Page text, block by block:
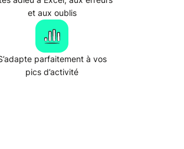
et aux oublis
parfaitement à vos
pics d’activité